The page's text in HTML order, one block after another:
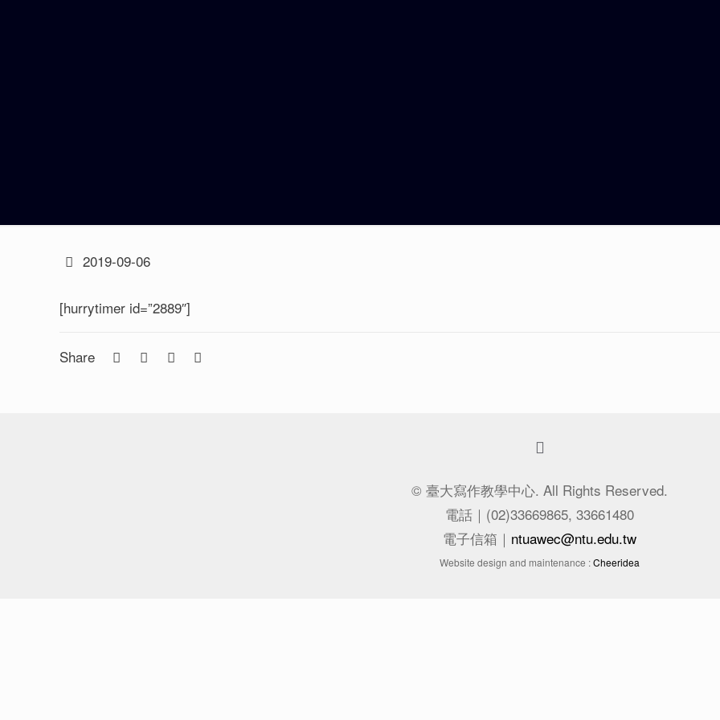
2019-09-06
[hurrytimer id=”2889″]
Share
© 臺大寫作教學中心. All Rights Reserved.
電話｜(02)33669865, 33661480
電子信箱｜ ntuawec@ntu.edu.tw
Website design and maintenance :Cheeridea